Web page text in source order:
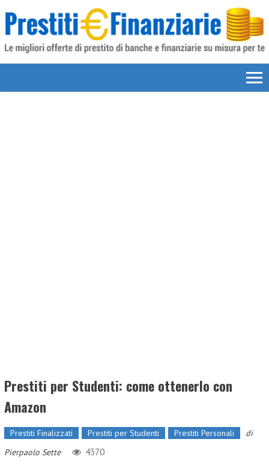
Prestiti per Studenti: come ottenerlo con
Amazon
Prestiti Finalizzati Prestiti per Studenti Prestiti Personali
di
Pierpaolo Sette
4370